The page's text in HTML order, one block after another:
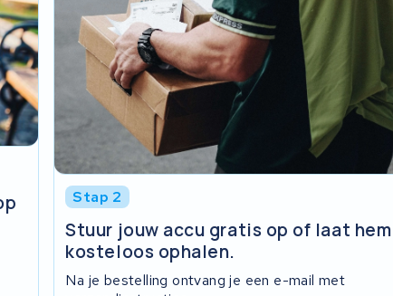
Stap 2
Stuur jouw accu gratis op of laat hem
kosteloos ophalen.
Na je bestelling ontvang je een e-mail met